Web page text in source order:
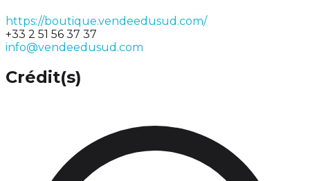
https://boutique.vendeedusud.com/
+33 2 51 56 37 37
info@vendeedusud.com
Crédit(s)